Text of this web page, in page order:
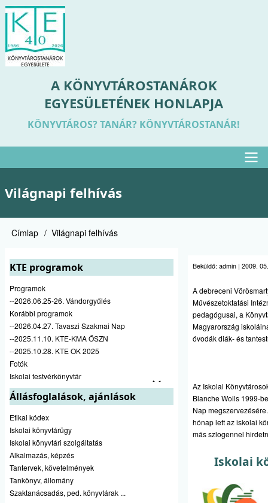
Ugrás
tartalomra
A KÖNYVTÁROSTANÁROK
EGYESÜLETÉNEK HONLAPJA
KÖNYVTÁROS? TANÁR? KÖNYVTÁROSTANÁR!
menü
Világnapi felhívás
Morzsa
Címlap Világnapi felhívás
KTE programok
Programok
--2026.06.25-26. Vándorgyűlés
Korábbi programok
--2026.04.27. Tavaszi Szakmai Nap
--2025.11.10. KTE-KMA ŐSZN
--2025.10.28. KTE OK 2025
Fotók
Iskolai testvérkönyvtár
Állásfoglalások, ajánlások
Etikai kódex
Iskolai könyvtárügy
Iskolai könyvtári szolgáltatás
Alkalmazás, képzés
Tantervek, követelmények
Tankönyv, állomány
Szaktanácsadás, ped. könyvtárak ...
Beküldő: admin | 2009.
A debreceni
Művészetoktatási
pedagógusai, a
Magyarország
óvodák diák- és
Az Iskolai
Blanche Wolls 1999-
Nap
hónap lett az iskolai
más szlogennel
Iskolai